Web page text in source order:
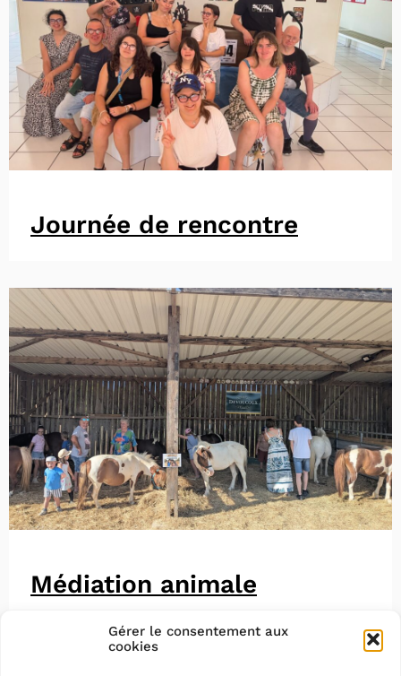
Gérer le consentement aux
cookies
Journée de rencontre
Médiation animale